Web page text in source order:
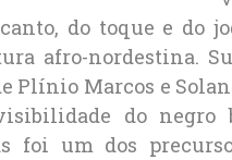
do toque e do
afro-nordestina.
Plínio Marcos e
do negro
foi um dos